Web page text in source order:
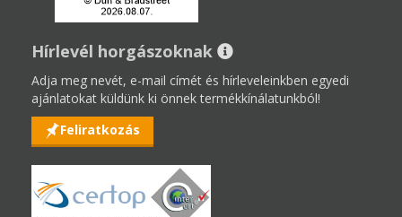
Hírlevél horgászoknak
Adja meg nevét, e-mail címét és hírleveleinkben egyedi
ajánlatokat küldünk ki önnek termékkínálatunkból!
Feliratkozás